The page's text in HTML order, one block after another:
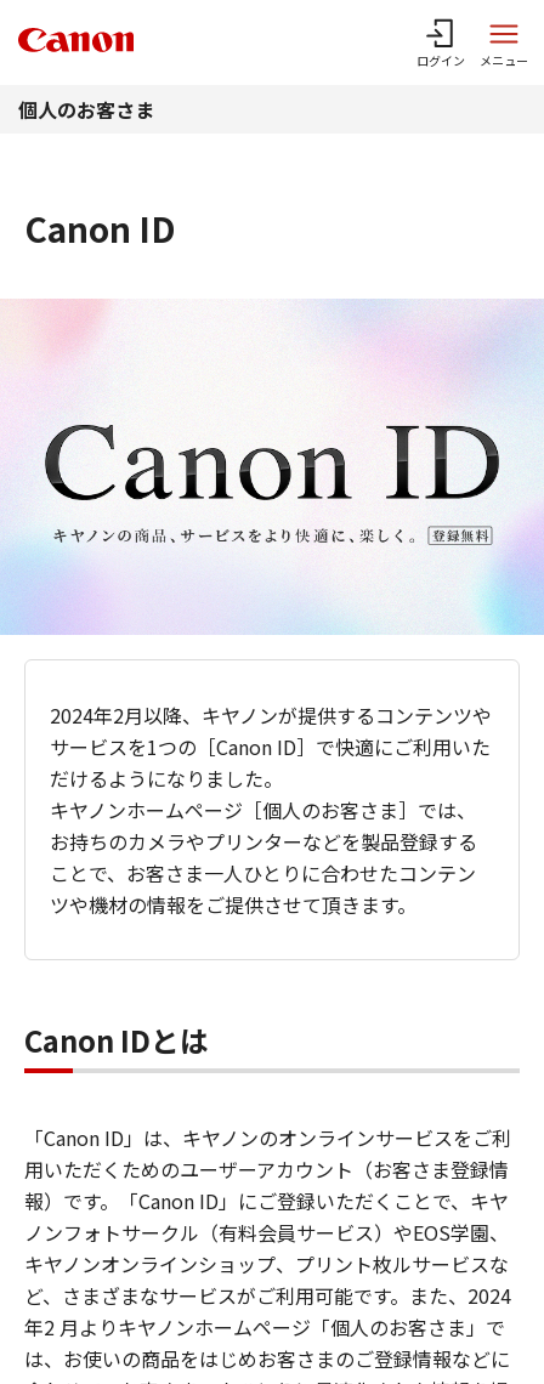
ログイン メニュー
個人のお客さま
Canon ID
2024年2月以降、キヤノンが提供するコンテンツや
サービスを1つの［Canon ID］で快適にご利用いた
だけるようになりました。
キヤノンホームページ［個人のお客さま］では、
お持ちのカメラやプリンターなどを製品登録する
ことで、お客さま一人ひとりに合わせたコンテン
ツや機材の情報をご提供させて頂きます。
Canon IDとは
「Canon ID」は、キヤノンのオンラインサービスをご利
用いただくためのユーザーアカウント（お客さま登録情
報）です。「Canon ID」にご登録いただくことで、キヤ
ノンフォトサークル（有料会員サービス）やEOS学園、
キヤノンオンラインショップ、プリント枚ルサービスな
ど、さまざまなサービスがご利用可能です。また、2024
年2 月よりキヤノンホームページ「個人のお客さま」で
は、お使いの商品をはじめお客さまのご登録情報などに